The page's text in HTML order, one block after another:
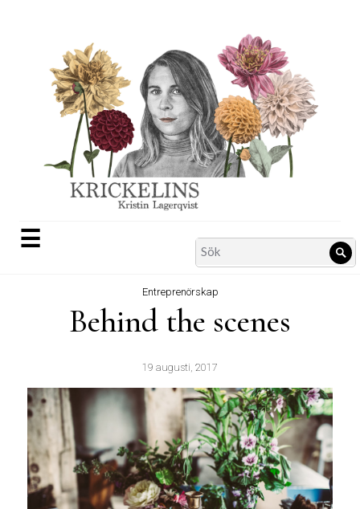
☰
Search
for:
Entreprenörskap
Behind the scenes
19 augusti, 2017